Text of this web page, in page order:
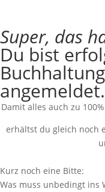
Super, das
Du bist
angemeldet.
Damit alles auch zu
erhältst du gleich noch
Kurz noch eine Bitte:
Was muss unbedingt ins